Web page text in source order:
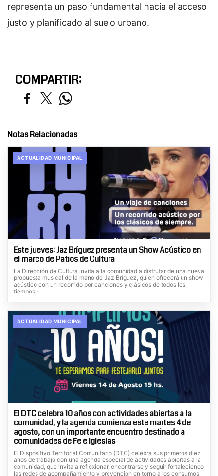
representa un paso fundamental hacia el acceso
justo y planificado al suelo urbano.
COMPARTIR:
Notas Relacionadas
ACTUALIDAD MUNICIPAL
Este jueves: Jaz Bríguez presenta un Show Acústico en
el marco de Patios de Cultura
La Dirección de Cultura invita a la comunidad a disfrutar de una nueva
propuesta musical de la mano de Jaz Bríguez, quien ofrecerá un show
acústico con un recorrido por canciones y clásicos de todos los
tiempos.-
ACTUALIDAD MUNICIPAL
El DTC celebra 10 años con actividades abiertas a la
comunidad, y la agenda comienza este martes 4 de
agosto, con un importante encuentro destinado a
comunidades de Fe e Iglesias
El Dispositivo Territorial Comunitario (DTC) celebra sus primeros diez
años de trabajo con una agenda especial de actividades abiertas a la
comunidad, que invita a reflexionar, encontrarse y seguir fortaleciendo
las redes de acompañamiento y prevención en torno a los consumos